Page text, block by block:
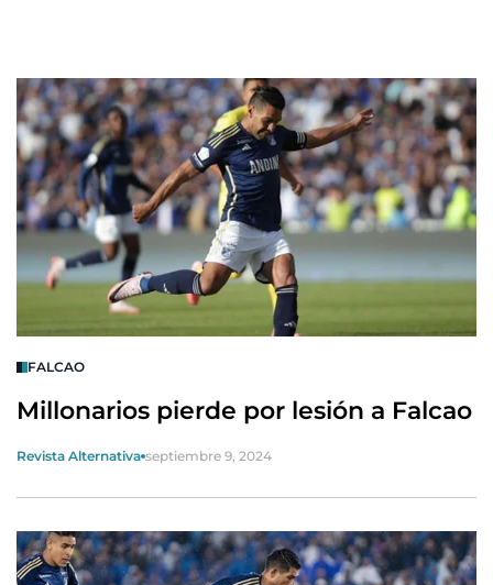
FALCAO
Millonarios pierde por lesión a Falcao
Revista Alternativa septiembre 9, 2024